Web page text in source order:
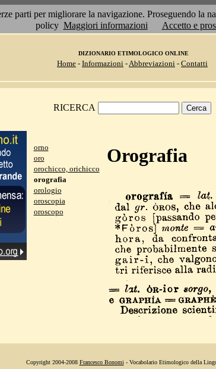
parti per migliorare la navigazione. Proseguendo
policy Maggiori informazioni Accetto e
DIZIONARIO ETIMOLOGICO ONLINE
Home - Informazioni -Abbreviazioni - Contatti
RICERCA
orno
oro
orochicco, orichicco
orografia
orologio
oroscopia
oroscopo
Orografia
Copyright 2004-2008 Francesco Bonomi - Vocabolario Etimologico della